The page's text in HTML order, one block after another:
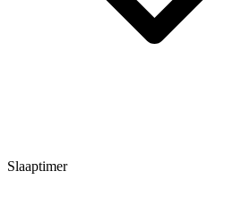
Slaaptimer